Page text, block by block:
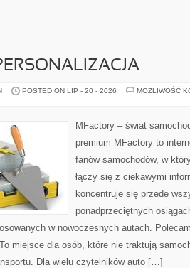
POSTED ON LIP - 20 - 2026
MOŻLIWOŚĆ
MFactory – świat
premium MFactory to
fanów samochodów, w
łączy się z ciekawymi
koncentruje się przede
ponadprzeciętnych
w nowoczesnych autach.
miejsce dla osób, które nie traktują
Dla wielu czytelników auto […]